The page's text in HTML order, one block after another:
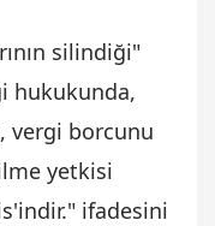
silindiği"
hukukunda,
vergi borcunu
yetkisi
ifadesini